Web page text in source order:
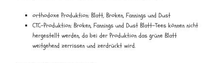
orthodoxe Produktion: Blatt, Broken, Fannings und Dust
CTC-Produktion: Broken, Fannings und Dust Blatt-Tees können nicht
hergestellt werden, da bei der Produktion das grüne Blatt
weitgehend zerrissen und zerdrückt wird.